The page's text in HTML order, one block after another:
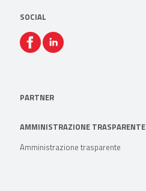
SOCIAL
PARTNER
AMMINISTRAZIONE TRASPARENTE
Amministrazione trasparente